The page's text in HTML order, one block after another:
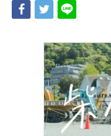
Share Tweet